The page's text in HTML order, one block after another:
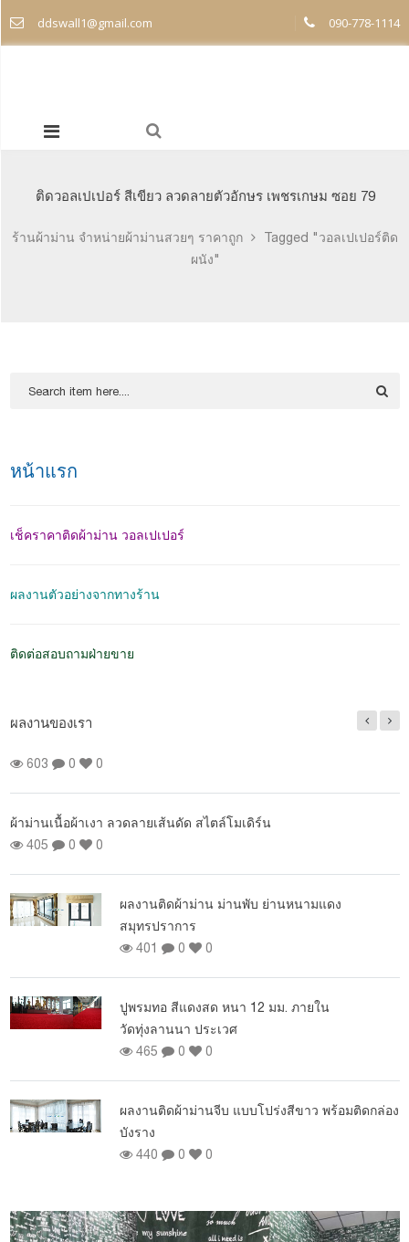
ddswall1@gmail.com 090-778-1114
ติดวอลเปเปอร์ สีเขียว ลวดลายตัวอักษร เพชรเกษม ซอย 79
ร้านผ้าม่าน จำหน่ายผ้าม่านสวยๆ ราคาถูก
Tagged "วอลเปเปอร์ติด
ผนัง"
หน้าแรก
เช็คราคาติดผ้าม่าน วอลเปเปอร์
ผลงานตัวอย่างจากทางร้าน
ติดต่อสอบถามฝ่ายขาย
ผลงานของเรา
ง
183
0 0
ม่านม้วน Dimout ราคาโปรโมชั่น
ม่านม้วน ประเภท Blackout ราคาโปรโมชั่น
233
0 0